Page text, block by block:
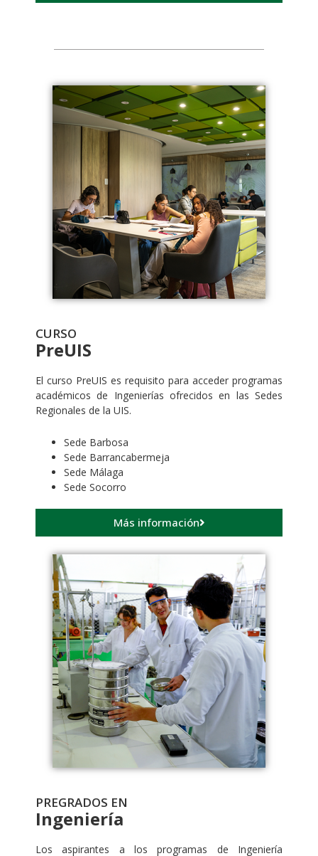
CURSO
PreUIS
El curso PreUIS es requisito para acceder programas
académicos de Ingenierías ofrecidos en las Sedes
Regionales de la UIS.
Sede Barbosa
Sede Barrancabermeja
Sede Málaga
Sede Socorro
Más información
PREGRADOS EN
Ingeniería
Los aspirantes a los programas de Ingeniería